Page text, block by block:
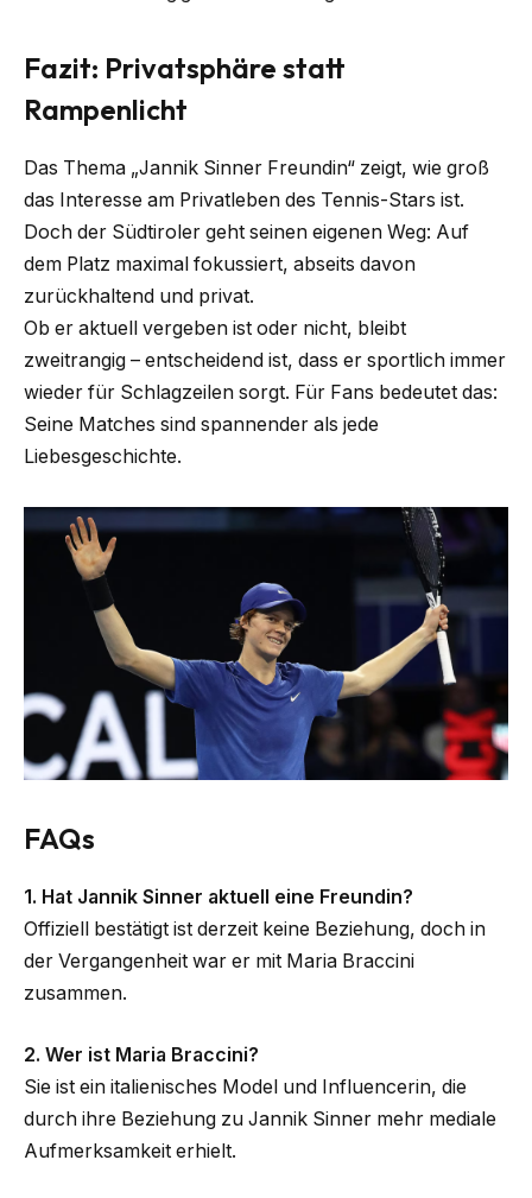
Fazit: Privatsphäre statt
Rampenlicht
Das Thema „Jannik Sinner Freundin“ zeigt, wie groß
das Interesse am Privatleben des Tennis-Stars ist.
Doch der Südtiroler geht seinen eigenen Weg: Auf
dem Platz maximal fokussiert, abseits davon
zurückhaltend und privat.
Ob er aktuell vergeben ist oder nicht, bleibt
zweitrangig – entscheidend ist, dass er sportlich immer
wieder für Schlagzeilen sorgt. Für Fans bedeutet das:
Seine Matches sind spannender als jede
Liebesgeschichte.
FAQs
1. Hat Jannik Sinner aktuell eine Freundin?
Offiziell bestätigt ist derzeit keine Beziehung, doch in
der Vergangenheit war er mit Maria Braccini
zusammen.
2. Wer ist Maria Braccini?
Sie ist ein italienisches Model und Influencerin, die
durch ihre Beziehung zu Jannik Sinner mehr mediale
Aufmerksamkeit erhielt.